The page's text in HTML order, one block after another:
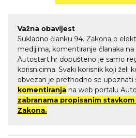
Važna obavijest
Sukladno članku 94. Zakona o
medijima, komentiranje članaka
Autostart.hr dopušteno je samo
korisnicima. Svaki korisnik koji želi
obvezan je prethodno se upoznati
komentiranja na web portalu
zabranama propisanim
Zakona.